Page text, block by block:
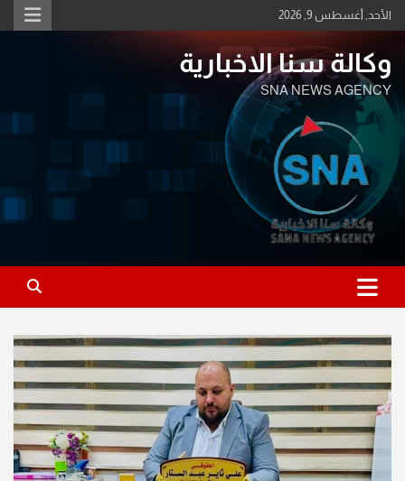
Skip
to
الأحد, أغسطس 9, 2026
وكالة سنا الاخبارية
SNA NEWS AGENCY